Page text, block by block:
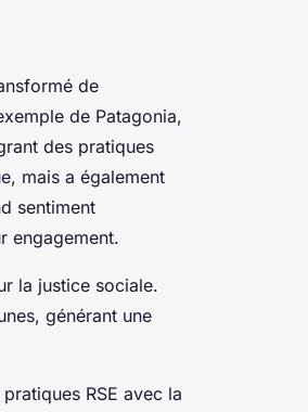
de
de Patagonia,
des pratiques
mais a également
sentiment
engagement.
la justice sociale.
générant une
RSE avec la